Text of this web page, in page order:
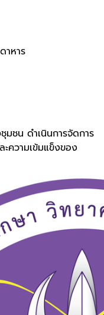
าหาร
ชน ดำเนินการจัดการ
ความเข้มแข็งของ